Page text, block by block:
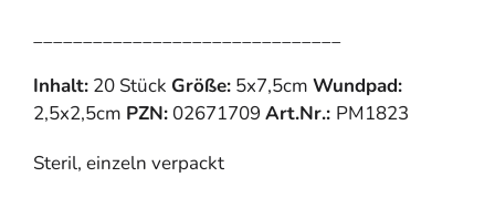
_______________________________
Inhalt: 20 Stück Größe: 5x7,5cm Wundpad:
2,5x2,5cm PZN: 02671709 Art.Nr.: PM1823
Steril, einzeln verpackt